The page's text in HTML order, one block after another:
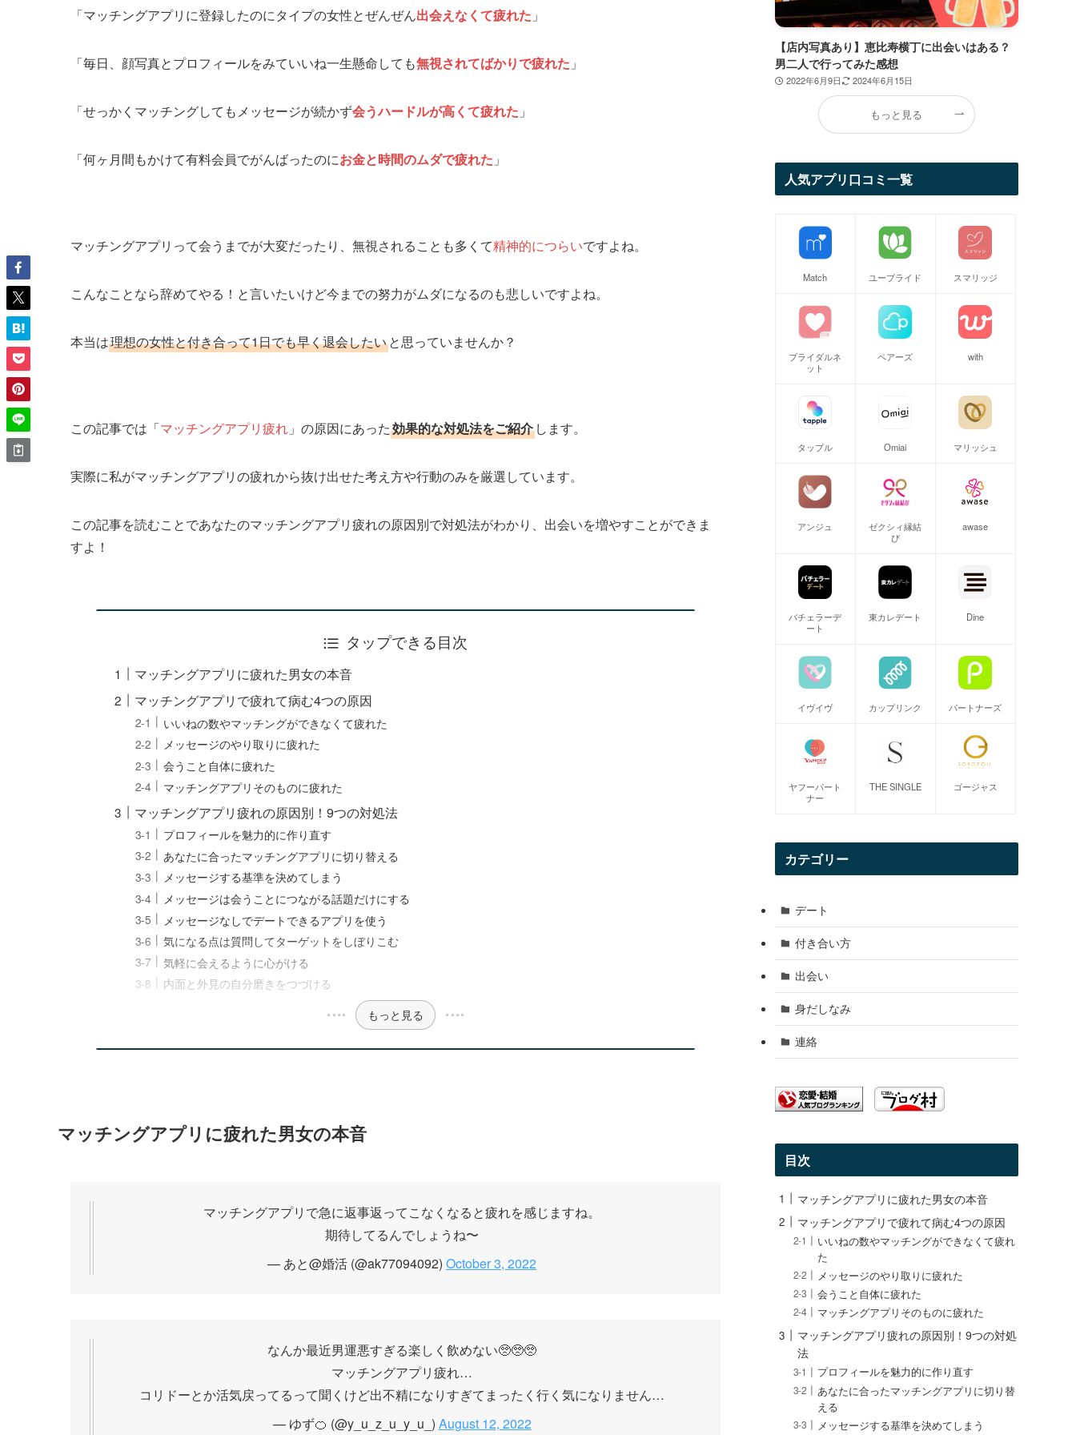
「マッチングアプリに登録したのにタイプの女性とぜんぜん出会えなくて疲れた 」
「毎日、顔写真とプロフィールをみていいね一生懸命しても無視されてばかりで疲れた 」
「せっかくマッチングしてもメッセージが続かず会うハードルが高くて疲れた 」
「何ヶ月間もかけて有料会員でがんばったのにお金と時間のムダで疲れた 」
マッチングアプリって会うまでが大変だったり、無視されることも多くて精神的につらいですよね。
こんなことなら辞めてやる！と言いたいけど今までの努力がムダになるのも悲しいですよね。
本当は理想の女性と付き合って1日でも早く退会したいと思っていませんか？
この記事では「マッチングアプリ疲れ 」の原因にあった効果的な対処法をご紹介 します。
実際に私がマッチングアプリの疲れから抜け出せた考え方や行動のみを厳選しています。
この記事を読むことであなたのマッチングアプリ疲れの原因別で対処法がわかり、出会いを増やすことができま
すよ！
タップできる目次
マッチングアプリに疲れた男女の本音
マッチングアプリで疲れて病む4つの原因
いいねの数やマッチングができなくて疲れた
メッセージのやり取りに疲れた
会うこと自体に疲れた
マッチングアプリそのものに疲れた
マッチングアプリ疲れの原因別！9つの対処法
プロフィールを魅力的に作り直す
あなたに合ったマッチングアプリに切り替える
メッセージする基準を決めてしまう
メッセージは会うことにつながる話題だけにする
メッセージなしでデートできるアプリを使う
気になる点は質問してターゲットをしぼりこむ
気軽に会えるように心がける
内面と外見の自分磨きをつづける
もっと見る
マッチングアプリに疲れた男女の本音
マッチングアプリで急に返事返ってこなくなると疲れを感じますね。
期待してるんでしょうね〜
— あと@婚活 (@ak77094092) October 3, 2022
なんか最近男運悪すぎる楽しく飲めない🥺🥺🥺
マッチングアプリ疲れ…
コリドーとか活気戻ってるって聞くけど出不精になりすぎてまったく行く気になりません…
— ゆず🍊 (@y_u_z_u_y_u_) August 12, 2022
【店内写真あり】恵比寿横丁に出会いはある？
男二人で行ってみた感想
2022年6月9日 2024年6月15日
もっと見る
人気アプリ口コミ一覧
Match ユーブライド スマリッジ
ブライダルネ
ット
ペアーズ with
タップル Omiai マリッシュ
アンジュ
ゼクシィ縁結
び
awase
バチェラーデ
ート
東カレデート Dine
イヴイヴ カップリンク パートナーズ
ヤフーパート
ナー
THE SINGLE ゴージャス
カテゴリー
デート
付き合い方
出会い
身だしなみ
連絡
目次
マッチングアプリに疲れた男女の本音
マッチングアプリで疲れて病む4つの原因
いいねの数やマッチングができなくて疲れ
た
メッセージのやり取りに疲れた
会うこと自体に疲れた
マッチングアプリそのものに疲れた
マッチングアプリ疲れの原因別！9つの対処
法
プロフィールを魅力的に作り直す
あなたに合ったマッチングアプリに切り替
える
メッセージする基準を決めてしまう